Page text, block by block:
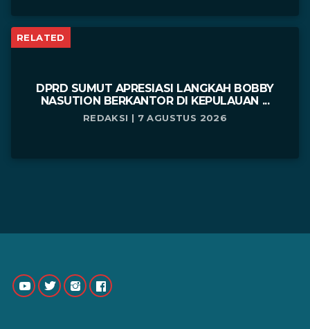
RELATED
DPRD SUMUT APRESIASI LANGKAH BOBBY
NASUTION BERKANTOR DI KEPULAUAN ...
REDAKSI | 7 AGUSTUS 2026